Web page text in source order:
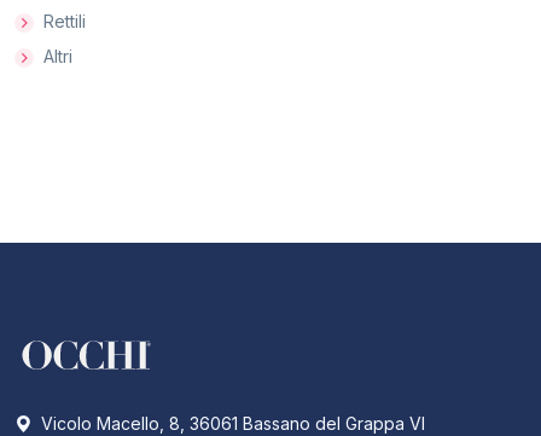
Rettili
Altri
Vicolo Macello, 8, 36061 Bassano del Grappa VI